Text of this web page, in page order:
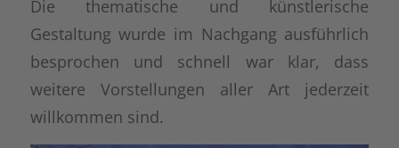
Die thematische und künstlerische
Gestaltung wurde im Nachgang ausführlich
besprochen und schnell war klar, dass
weitere Vorstellungen aller Art jederzeit
willkommen sind.